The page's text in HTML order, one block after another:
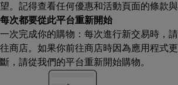
望。記得查看任何優惠和活動頁面的條款與
每次都要從此平台重新開始
一次完成你的購物：每次進行新交易時，
往商店。如果你前往商店時因為應用程式
斷，請從我們的平台重新開始購物。